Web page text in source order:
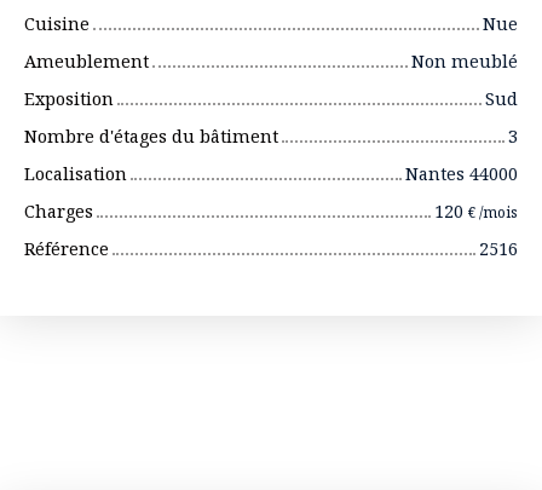
Cuisine
Nue
Ameublement
Non meublé
Exposition
Sud
Nombre d'étages du bâtiment
3
Localisation
Nantes 44000
Charges
120 € /mois
Référence 2516